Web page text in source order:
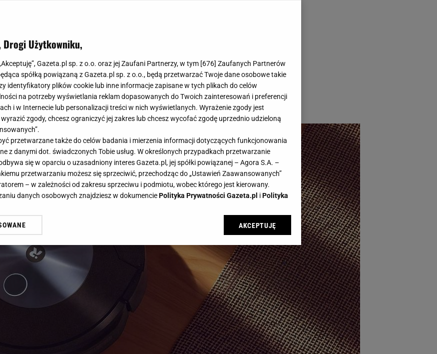
jednym urządzeniem. Sprzęty marki
całą pracę za ciebie
Użytkowniku,
Gazeta.pl sp. z o.o. oraz jej Zaufani Partnerzy, w tym [676] Zaufanych Partnerów
spółką powiązaną z Gazeta.pl sp. z o.o., będą przetwarzać Twoje dane osobowe takie
identyfikatory plików cookie lub inne informacje zapisane w tych plikach do celów
na potrzeby wyświetlania reklam dopasowanych do Twoich zainteresowań i preferencji
i w Internecie lub personalizacji treści w nich wyświetlanych. Wyrażenie zgody jest
zgody, chcesz ograniczyć jej zakres lub chcesz wycofać zgodę uprzednio udzieloną
przetwarzane także do celów badania i mierzenia informacji dotyczących funkcjonowania
z danymi dot. świadczonych Tobie usług. W określonych przypadkach przetwarzanie
się w oparciu o uzasadniony interes Gazeta.pl, jej spółki powiązanej – Agora S.A. –
przetwarzaniu możesz się sprzeciwić, przechodząc do „Ustawień Zaawansowanych”
– w zależności od zakresu sprzeciwu i podmiotu, wobec którego jest kierowany.
danych osobowych znajdziesz w dokumenciePolityka Prywatności Gazeta.pl iPolityka
też zgodę na zainstalowanie i przechowywanie plików cookie Gazeta.pl sp. z o.o., jej
narzędzie do zarządzania twoimi preferencjami dot. przetwarzania danych poprzez
” w stopce serwisu i przechodząc do „Ustawień Zaawansowanych”. Zmiana ustawień
za pomocą ustawień przeglądarki.
S.A. możemy przetwarzać dane osobowe w następujących celach:
Aktywne skanowanie charakterystyki urządzenia do celów identyfikacji.
urządzeniu lub dostęp do nich. Spersonalizowane reklamy i treści, pomiar reklam i treści,
usług.
Lista Zaufanych Partnerów
AKCEPTUJĘ